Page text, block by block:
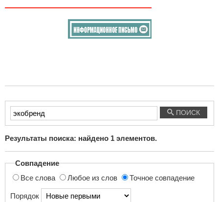
Введите
текст
поиска...
ПОИСК
Результаты поиска: найдено 1 элементов.
Совпадение
Все слова
Любое из слов Точное совпадение
Порядок